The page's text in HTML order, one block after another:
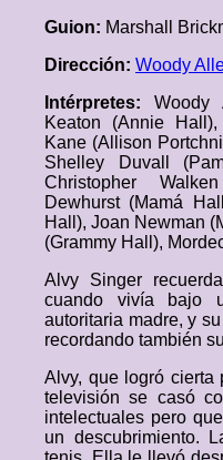
Guion: Marshall
Dirección: Woody
Intérpretes: Woody
Keaton (Annie
Kane (Allison
Shelley Duvall
Christopher
Dewhurst (Mamá
Hall), Joan Newman
(Grammy Hall),
Alvy Singer
cuando vivía bajo
autoritaria madre, y
recordando también
Alvy, que logró cierta
televisión se casó
intelectuales pero
un descubrimiento.